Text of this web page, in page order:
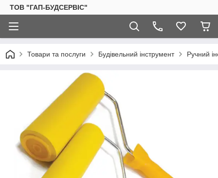
ТОВ "ГАП-БУДСЕРВІС"
Товари та послуги Будівельний інструмент Ручний